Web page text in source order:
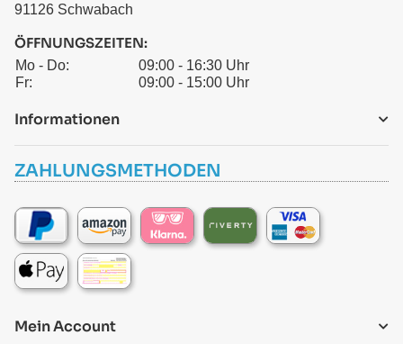
91126 Schwabach
ÖFFNUNGSZEITEN:
Mo - Do:
09:00 - 16:30 Uhr
Fr:
09:00 - 15:00 Uhr
Informationen
ZAHLUNGSMETHODEN
Mein Account